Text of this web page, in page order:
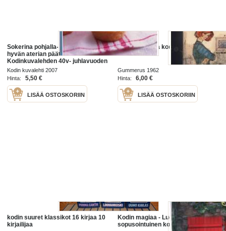
Sokerina pohjalla- jälkiruokia
hyvän aterian päätteeksi./
Kodinkuvalehden 40v- juhlavuoden
kirja 2007. &4 ohjetta tarjoaa
ohjeita niin juhlaan kuin
Kodin kuvalehti 2007
Hinta:
5,50 €
LISÄÄ OSTOSKORIIN
Erika perustaa kodin
Gummerus 1962
Hinta:
6,00 €
LISÄÄ OSTOSKORIIN
kodin suuret klassikot 16 kirjaa 10
kirjailijaa
Kodin magiaa - Luo kaunis ja
sopusointuinen koti